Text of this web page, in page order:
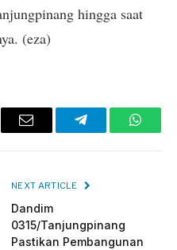
hingga saat
(eza)
Email Telegram
NEXT ARTICLE
Dandim
0315/Tanjungpinang
Pastikan Pembangunan